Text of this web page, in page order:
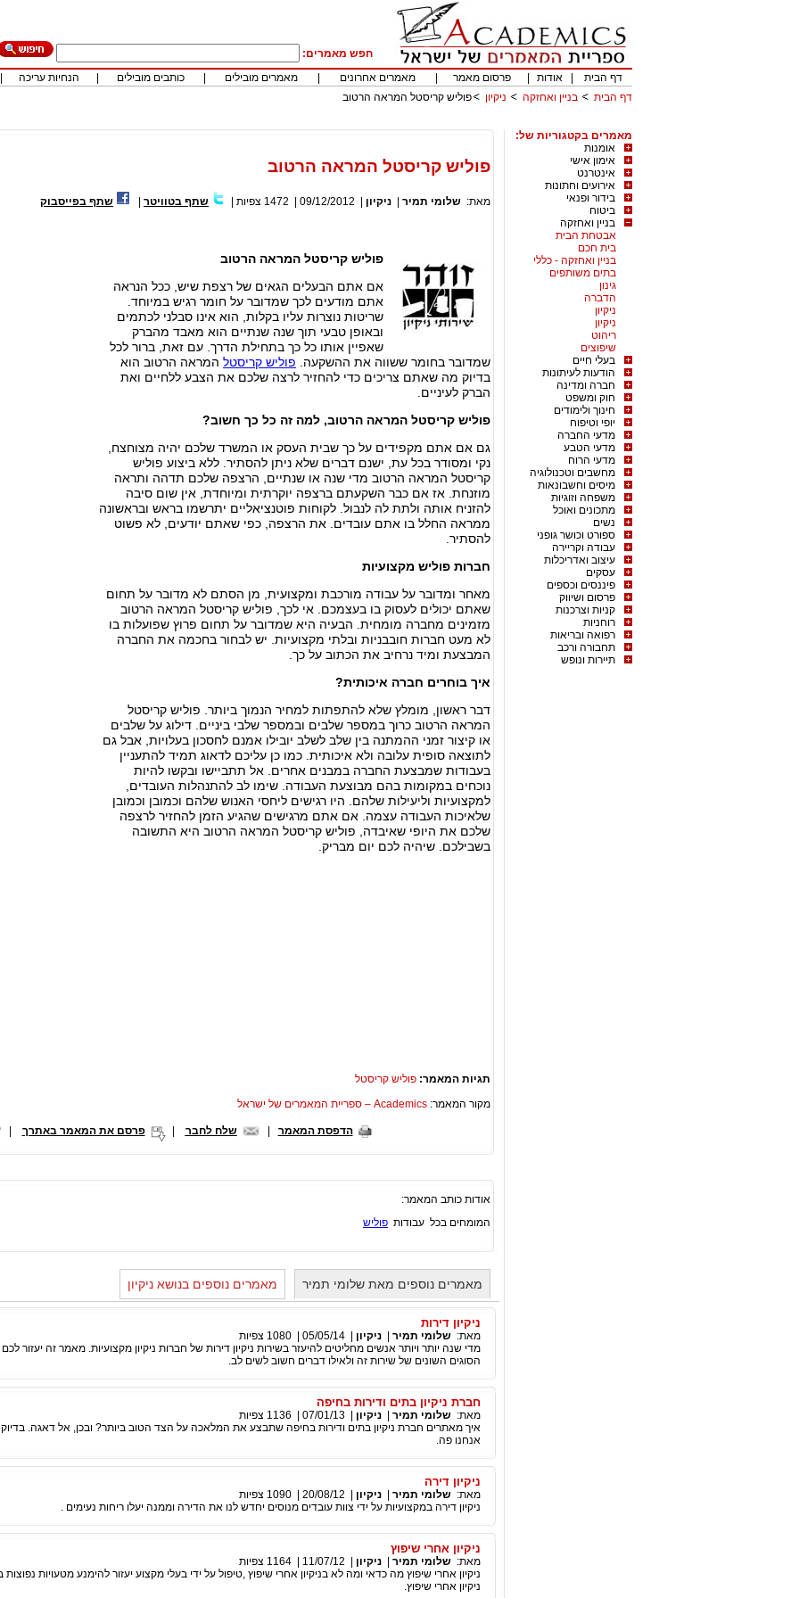
חפש מאמרים:
דף הבית
אודות פרסום מאמר מאמרים אחרונים מאמרים מובילים כותבים מובילים הנחיות עריכה
דף הבית
בניין ואחזקה ניקיון פוליש קריסטל המראה הרטוב
מאמרים בקטגוריות של:
אומנות
אימון אישי
אינטרנט
אירועים וחתונות
בידור ופנאי
ביטוח
בניין ואחזקה
אבטחת הבית
בית חכם
בניין ואחזקה - כללי
בתים משותפים
גינון
הדברה
ניקיון
ניקיון
ריהוט
שיפוצים
בעלי חיים
הודעות לעיתונות
חברה ומדינה
חוק ומשפט
חינוך ולימודים
יופי וטיפוח
מדעי החברה
מדעי הטבע
מדעי הרוח
מחשבים וטכנולוגיה
מיסים וחשבונאות
משפחה וזוגיות
מתכונים ואוכל
נשים
ספורט וכושר גופני
עבודה וקריירה
עיצוב ואדריכלות
עסקים
פיננסים וכספים
פרסום ושיווק
קניות וצרכנות
רוחניות
רפואה ובריאות
תחבורה ורכב
תיירות ונופש
פוליש קריסטל המראה הרטוב
מאת: שלומי תמיר ניקיון 09/12/2012
1472 צפיות שתף בטוויטר שתף בפייסבוק
פוליש קריסטל המראה הרטוב
אם אתם הבעלים הגאים של רצפת שיש, ככל הנראה
אתם מודעים לכך שמדובר על חומר רגיש במיוחד.
שריטות נוצרות עליו בקלות, הוא אינו סבלני לכתמים
ובאופן טבעי תוך שנה שנתיים הוא מאבד מהברק
שאפיין אותו כל כך בתחילת הדרך. עם זאת, ברור לכל
שמדובר בחומר ששווה את ההשקעה. פוליש קריסטל המראה הרטוב הוא
בדיוק מה שאתם צריכים כדי להחזיר לרצה שלכם את הצבע ללחיים ואת
הברק לעיניים.
פוליש קריסטל המראה הרטוב, למה זה כל כך חשוב?
גם אם אתם מקפידים על כך שבית העסק או המשרד שלכם יהיה מצוחצח,
נקי ומסודר בכל עת, ישנם דברים שלא ניתן להסתיר. ללא ביצוע פוליש
קריסטל המראה הרטוב מדי שנה או שנתיים, הרצפה שלכם תדהה ותראה
מוזנחת. אז אם כבר השקעתם ברצפה יוקרתית ומיוחדת, אין שום סיבה
להזניח אותה ולתת לה לנבול. לקוחות פוטנציאליים יתרשמו בראש ובראשונה
ממראה החלל בו אתם עובדים. את הרצפה, כפי שאתם יודעים, לא פשוט
להסתיר.
חברות פוליש מקצועיות
מאחר ומדובר על עבודה מורכבת ומקצועית, מן הסתם לא מדובר על תחום
שאתם יכולים לעסוק בו בעצמכם. אי לכך, פוליש קריסטל המראה הרטוב
מזמינים מחברה מומחית. הבעיה היא שמדובר על תחום פרוץ שפועלות בו
לא מעט חברות חובבניות ובלתי מקצועיות. יש לבחור בחכמה את החברה
המבצעת ומיד נרחיב את הכתוב על כך.
איך בוחרים חברה איכותית?
דבר ראשון, מומלץ שלא להתפתות למחיר הנמוך ביותר. פוליש קריסטל
המראה הרטוב כרוך במספר שלבים ובמספר שלבי ביניים. דילוג על שלבים
או קיצור זמני ההמתנה בין שלב לשלב יובילו אמנם לחסכון בעלויות, אבל גם
לתוצאה סופית עלובה ולא איכותית. כמו כן עליכם לדאוג תמיד להתעניין
בעבודות שמבצעת החברה במבנים אחרים. אל תתביישו ובקשו להיות
נוכחים במקומות בהם מבוצעת העבודה. שימו לב להתנהלות העובדים,
למקצועיות וליעילות שלהם. היו רגישים ליחסי האנוש שלהם וכמובן וכמובן
שלאיכות העבודה עצמה. אם אתם מרגישים שהגיע הזמן להחזיר לרצפה
שלכם את היופי שאיבדה, פוליש קריסטל המראה הרטוב היא התשובה
בשבילכם. שיהיה לכם יום מבריק.
תגיות המאמר: פוליש קריסטל
מקור המאמר: Academics – ספריית המאמרים של ישראל
הדפסת המאמר שלח לחבר פרסם את המאמר באתרך |
אודות כותב המאמר:
המומחים בכל עבודות פוליש
מאמרים נוספים מאת שלומי תמיר מאמרים נוספים בנושא ניקיון
ניקיון דירות
מאת: שלומי תמיר ניקיון 05/05/14
1080 צפיות
מדי שנה יותר ויותר אנשים מחליטים להיעזר בשירות ניקיון דירות של חברות ניקיון מקצועיות. מאמר זה יעזור
הסוגים השונים של שירות זה ולאילו דברים חשוב לשים לב.
חברת ניקיון בתים ודירות בחיפה
מאת: שלומי תמיר ניקיון 07/01/13
1136 צפיות
איך מאתרים חברת ניקיון בתים ודירות בחיפה שתבצע את המלאכה על הצד הטוב ביותר? ובכן, אל דאגה.
אנחנו פה.
ניקיון דירה
מאת: שלומי תמיר ניקיון 20/08/12
1090 צפיות
ניקיון דירה במקצועיות על ידי צוות עובדים מנוסים יחדש לנו את הדירה וממנה יעלו ריחות נעימים .
ניקיון אחרי שיפוץ
מאת: שלומי תמיר ניקיון 11/07/12
1164 צפיות
ניקיון אחרי שיפוץ מה כדאי ומה לא בניקיון אחרי שיפוץ ,טיפול על ידי בעלי מקצוע יעזור להימנע מטעויות נפוצות
ניקיון אחרי שיפוץ.